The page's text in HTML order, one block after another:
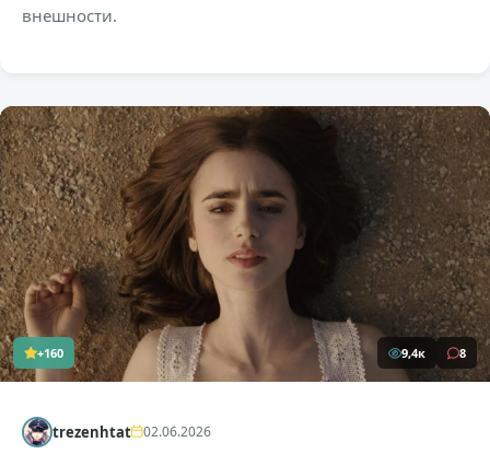
внешности.
+160 9,4к 8
trezenhtat 02.06.2026